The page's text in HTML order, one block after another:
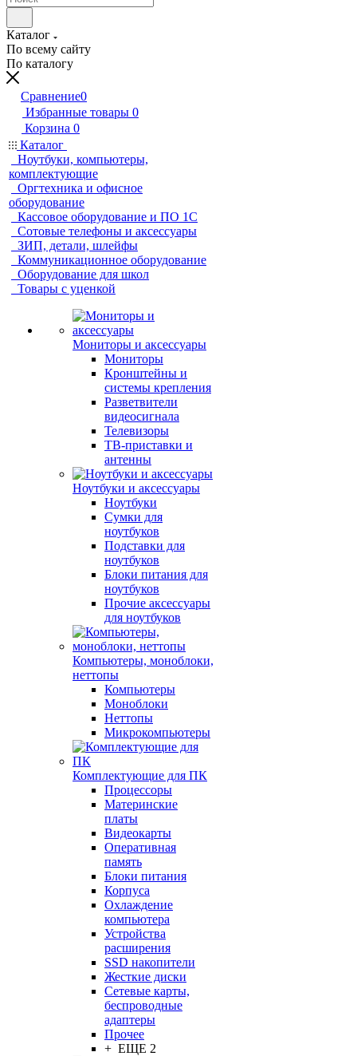
Каталог
По всему сайту
По каталогу
Сравнение0
Избранные товары 0
Корзина 0
Каталог
Ноутбуки, компьютеры,
комплектующие
Оргтехника и офисное
оборудование
Кассовое оборудование и ПО 1С
Сотовые телефоны и аксессуары
ЗИП, детали, шлейфы
Коммуникационное оборудование
Оборудование для школ
Товары с уценкой
Мониторы и аксессуары
Мониторы
Кронштейны и
системы крепления
Разветвители
видеосигнала
Телевизоры
ТВ-приставки и
антенны
Ноутбуки и аксессуары
Ноутбуки
Сумки для
ноутбуков
Подставки для
ноутбуков
Блоки питания для
ноутбуков
Прочие аксессуары
для ноутбуков
Компьютеры, моноблоки,
неттопы
Компьютеры
Моноблоки
Неттопы
Микрокомпьютеры
Комплектующие для ПК
Процессоры
Материнские
платы
Видеокарты
Оперативная
память
Блоки питания
Корпуса
Охлаждение
компьютера
Устройства
расширения
SSD накопители
Жесткие диски
Сетевые карты,
беспроводные
адаптеры
Прочее
+ ЕЩЕ 2